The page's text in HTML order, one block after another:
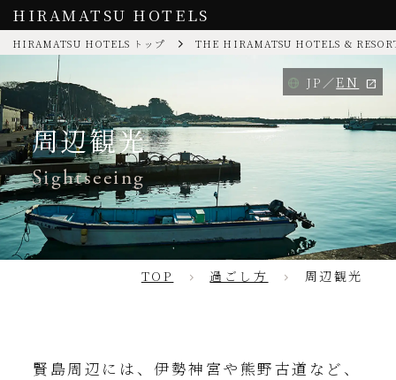
HIRAMATSU HOTELS
HIRAMATSU HOTELS トップ THE HIRAMATSU HOTELS &
JP EN
周辺観光
Sightseeing
TOP 過ごし方 周辺観光
賢島周辺には、伊勢神宮や熊野古道など、